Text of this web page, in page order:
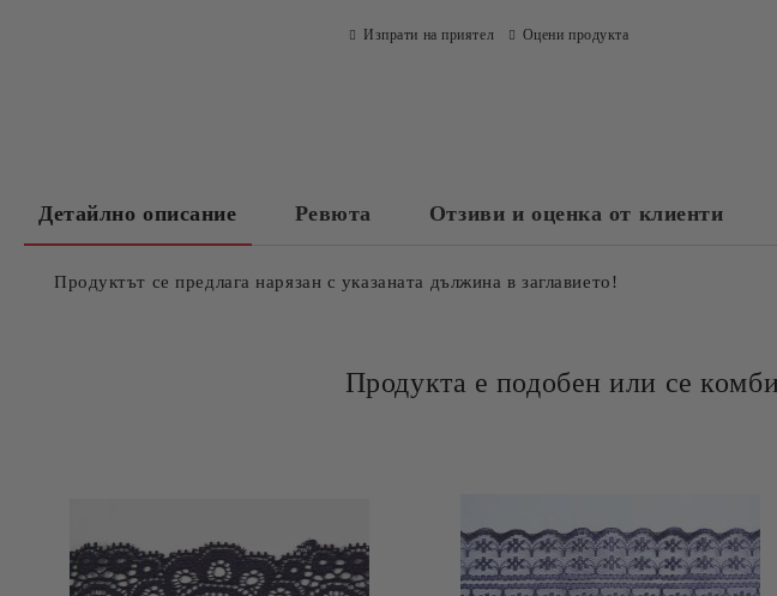
Изпрати на приятел Оцени продукта
Детайлно описание Ревюта Отзиви и оценка от клиенти
Продуктът се предлага нарязан с указаната дължина в заглавието!
Продукта е подобен или се